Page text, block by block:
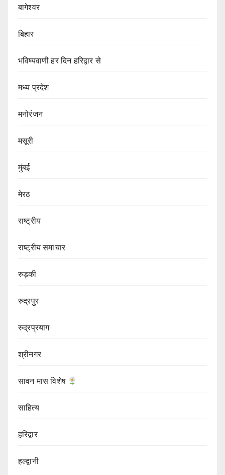
बागेश्वर
बिहार
भविष्यवाणी हर दिन हरिद्वार से
मध्य प्रदेश
मनोरंजन
मसूरी
मुंबई
मेरठ
राष्ट्रीय
राष्ट्रीय समाचार
रुड़की
रुद्रपुर
रुद्रप्रयाग
श्रीनगर
सावन मास विशेष
साहित्य
हरिद्वार
हल्द्वानी